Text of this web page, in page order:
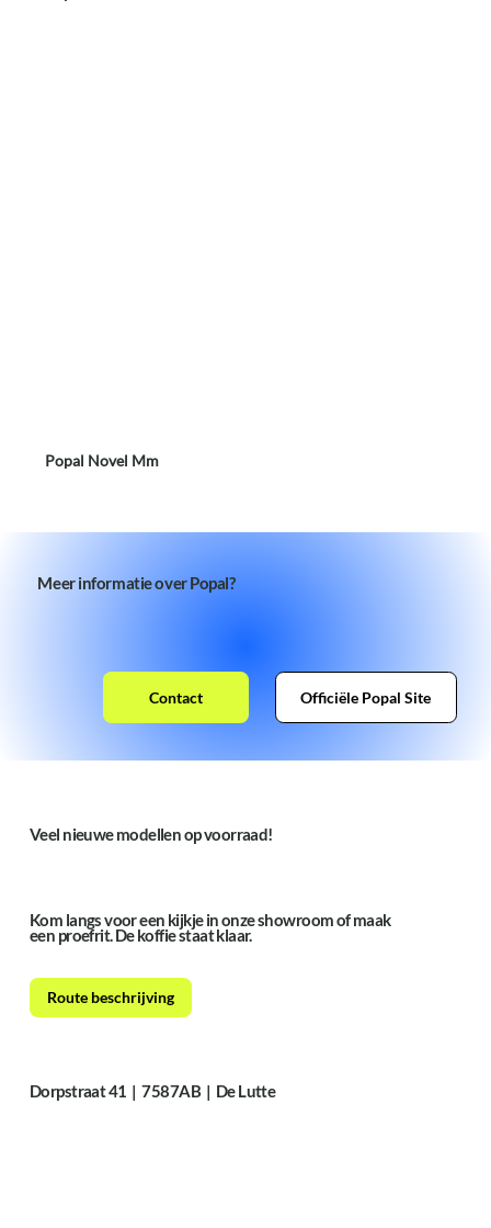
Popal Novel Mm
Meer informatie over Popal?
Contact Officiële Popal Site
Veel nieuwe modellen op voorraad!
Kom langs voor een kijkje in onze showroom of maak
een proefrit. De koffie staat klaar.
Route beschrijving
Dorpstraat 41 | 7587AB | De Lutte